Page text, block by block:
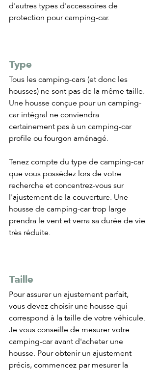
d'autres types d'accessoires de
protection pour camping-car.
Type
Tous les camping-cars (et donc les
housses) ne sont pas de la même taille.
Une housse conçue pour un camping-
car intégral ne conviendra
certainement pas à un camping-car
profile ou fourgon aménagé.
Tenez compte du type de camping-car
que vous possédez lors de votre
recherche et concentrez-vous sur
l'ajustement de la couverture. Une
housse de camping-car trop large
prendra le vent et verra sa durée de vie
très réduite.
Taille
Pour assurer un ajustement parfait,
vous devez choisir une housse qui
correspond à la taille de votre véhicule.
Je vous conseille de mesurer votre
camping-car avant d'acheter une
housse. Pour obtenir un ajustement
précis, commencez par mesurer la